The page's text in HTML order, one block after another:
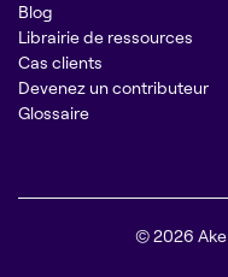
Blog
Librairie de ressources
Cas clients
Devenez un contributeur
Glossaire
© 2026